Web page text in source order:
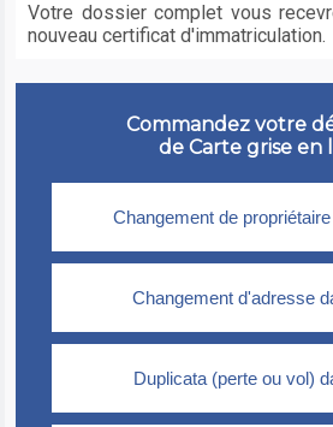
Votre dossier complet vous
nouveau certificat d'immatriculation.
Commandez votre
de Carte grise en